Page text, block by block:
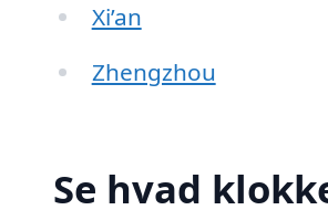
Xi’an
Zhengzhou
Se hvad